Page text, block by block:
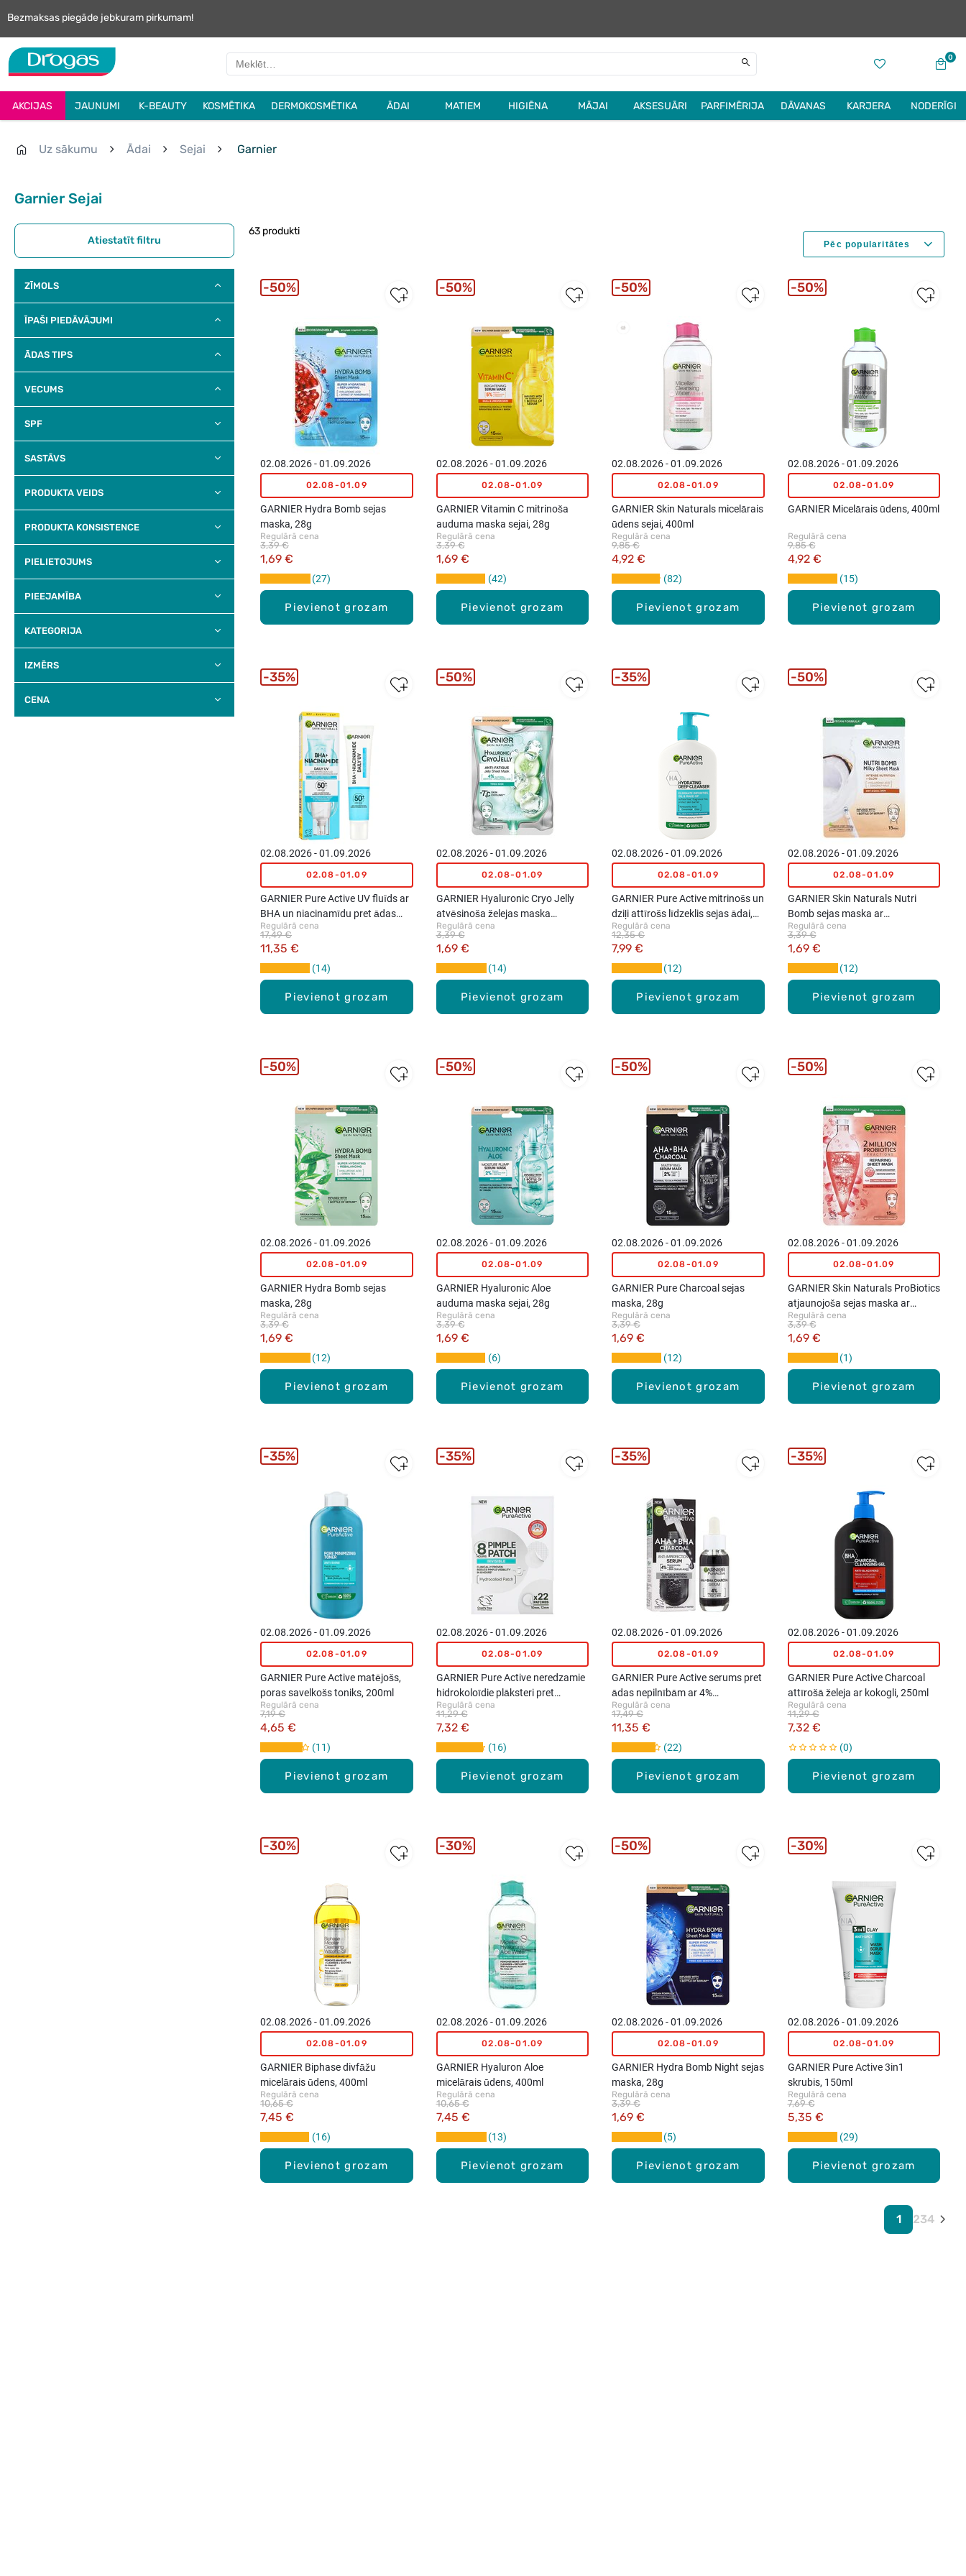
Bezmaksas piegāde jebkuram pirkumam!
0
AKCIJAS JAUNUMI K-BEAUTY KOSMĒTIKA DERMOKOSMĒTIKA ĀDAI MATIEM HIGIĒNA MĀJAI AKSESUĀRI PARFIMĒRIJA DĀVANAS KARJERA NODERĪGI
Uz sākumu Ādai Sejai Garnier
Garnier Sejai
Atiestatīt filtru
ZĪMOLS
ĪPAŠI PIEDĀVĀJUMI
ĀDAS TIPS
VECUMS
SPF
SASTĀVS
PRODUKTA VEIDS
PRODUKTA KONSISTENCE
PIELIETOJUMS
PIEEJAMĪBA
KATEGORIJA
IZMĒRS
CENA
63 produkti
Pievienot grozam
02.08.2026 - 01.09.2026
02.08-01.09
GARNIER Hydra Bomb sejas
maska, 28g
Regulārā cena
1,69 €
3,39 €
27
50%
Pievienot grozam
02.08.2026 - 01.09.2026
02.08-01.09
GARNIER Vitamin C mitrinoša
auduma maska sejai, 28g
Regulārā cena
1,69 €
3,39 €
42
50%
Pievienot grozam
02.08.2026 - 01.09.2026
02.08-01.09
GARNIER Skin Naturals micelārais
ūdens sejai, 400ml
Regulārā cena
4,92 €
9,85 €
82
50%
Pievienot grozam
02.08.2026 - 01.09.2026
02.08-01.09
GARNIER Micelārais ūdens, 400ml
Regulārā cena
4,92 €
9,85 €
15
50%
Pievienot grozam
02.08.2026 - 01.09.2026
02.08-01.09
GARNIER Pure Active UV fluīds ar
BHA un niacinamīdu pret ādas
nepilnībām, SPF50, 40ml
Regulārā cena
11,35 €
17,49 €
14
35%
Pievienot grozam
02.08.2026 - 01.09.2026
02.08-01.09
GARNIER Hyaluronic Cryo Jelly
atvēsinoša želejas maska
nogurušai sejas ādai, 27g
Regulārā cena
1,69 €
3,39 €
14
50%
Pievienot grozam
02.08.2026 - 01.09.2026
02.08-01.09
GARNIER Pure Active mitrinošs un
dziļi attīrošs līdzeklis sejas ādai,
250ml
Regulārā cena
7,99 €
12,35 €
12
35%
Pievienot grozam
02.08.2026 - 01.09.2026
02.08-01.09
GARNIER Skin Naturals Nutri
Bomb sejas maska ar
kokosriekstu pienu, 32g
Regulārā cena
1,69 €
3,39 €
12
50%
Pievienot grozam
02.08.2026 - 01.09.2026
02.08-01.09
GARNIER Hydra Bomb sejas
maska, 28g
Regulārā cena
1,69 €
3,39 €
12
50%
Pievienot grozam
02.08.2026 - 01.09.2026
02.08-01.09
GARNIER Hyaluronic Aloe
auduma maska sejai, 28g
Regulārā cena
1,69 €
3,39 €
6
50%
Pievienot grozam
02.08.2026 - 01.09.2026
02.08-01.09
GARNIER Pure Charcoal sejas
maska, 28g
Regulārā cena
1,69 €
3,39 €
12
50%
Pievienot grozam
02.08.2026 - 01.09.2026
02.08-01.09
GARNIER Skin Naturals ProBiotics
atjaunojoša sejas maska ar
probiotikām, 22g
Regulārā cena
1,69 €
3,39 €
1
50%
Pievienot grozam
02.08.2026 - 01.09.2026
02.08-01.09
GARNIER Pure Active matējošs,
poras savelkošs toniks, 200ml
Regulārā cena
4,65 €
7,19 €
11
35%
Pievienot grozam
02.08.2026 - 01.09.2026
02.08-01.09
GARNIER Pure Active neredzamie
hidrokoloīdie plāksteri pret
pūtītēm, 22gab.
Regulārā cena
7,32 €
11,29 €
16
35%
Pievienot grozam
02.08.2026 - 01.09.2026
02.08-01.09
GARNIER Pure Active serums pret
ādas nepilnībām ar 4%
niacinamīdu + AHA + BHA, 30ml
Regulārā cena
11,35 €
17,49 €
22
35%
Pievienot grozam
02.08.2026 - 01.09.2026
02.08-01.09
GARNIER Pure Active Charcoal
attīrošā želeja ar kokogli, 250ml
Regulārā cena
7,32 €
11,29 €
0
35%
Pievienot grozam
02.08.2026 - 01.09.2026
02.08-01.09
GARNIER Biphase divfāžu
micelārais ūdens, 400ml
Regulārā cena
7,45 €
10,65 €
16
30%
Pievienot grozam
02.08.2026 - 01.09.2026
02.08-01.09
GARNIER Hyaluron Aloe
micelārais ūdens, 400ml
Regulārā cena
7,45 €
10,65 €
13
30%
Pievienot grozam
02.08.2026 - 01.09.2026
02.08-01.09
GARNIER Hydra Bomb Night sejas
maska, 28g
Regulārā cena
1,69 €
3,39 €
5
50%
Pievienot grozam
02.08.2026 - 01.09.2026
02.08-01.09
GARNIER Pure Active 3in1
skrubis, 150ml
Regulārā cena
5,35 €
7,69 €
29
30%
1 234